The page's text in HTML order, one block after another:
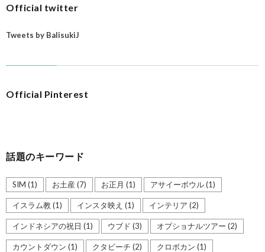
Official twitter
Tweets by BalisukiJ
Official Pinterest
話題のキーワード
SIM (1) お土産 (7) お正月 (1) アサイーボウル(1)
イスラム教(1) インスタ映え (1) インテリア (2)
インドネシアの祝日 (1) ウブド (3) オプショナルツアー (2)
カウントダウン (1) クタビーチ (2) クロボカン (1)